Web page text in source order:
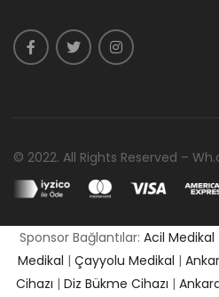
© 2022. All Rights Reserved –
Sponsor Bağlantılar: Acil Medikal
Medikal | Çayyolu Medikal |
Cihazı | Diz Bükme Cihazı |